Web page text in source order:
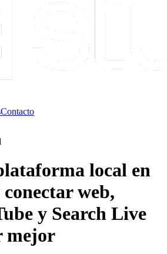
local en
web,
y Search Live